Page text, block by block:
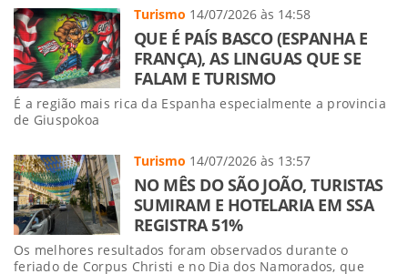
Turismo 14/07/2026 às 14:58
QUE É PAÍS BASCO (ESPANHA E
FRANÇA), AS LINGUAS QUE SE
FALAM E TURISMO
É a região mais rica da Espanha especialmente a provincia
de Giuspokoa
Turismo 14/07/2026 às 13:57
NO MÊS DO SÃO JOÃO, TURISTAS
SUMIRAM E HOTELARIA EM SSA
REGISTRA 51%
Os melhores resultados foram observados durante o
feriado de Corpus Christi e no Dia dos Namorados, que